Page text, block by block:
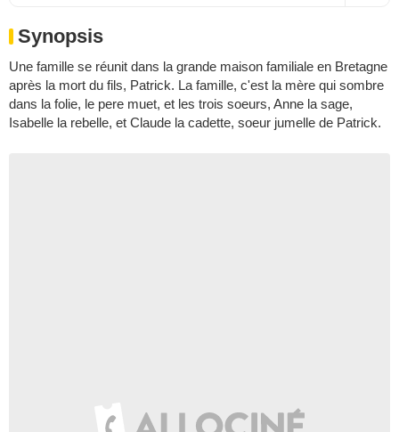
Synopsis
Une famille se réunit dans la grande maison familiale en Bretagne
après la mort du fils, Patrick. La famille, c'est la mère qui sombre
dans la folie, le pere muet, et les trois soeurs, Anne la sage,
Isabelle la rebelle, et Claude la cadette, soeur jumelle de Patrick.